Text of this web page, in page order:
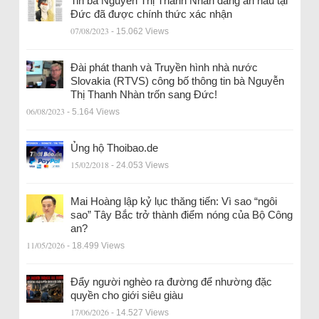
Đức đã được chính thức xác nhận
07/08/2023 - 15.062 Views
Đài phát thanh và Truyền hình nhà nước
Slovakia (RTVS) công bố thông tin bà Nguyễn
Thị Thanh Nhàn trốn sang Đức!
06/08/2023 - 5.164 Views
Ủng hộ Thoibao.de
15/02/2018 - 24.053 Views
Mai Hoàng lập kỷ lục thăng tiến: Vì sao “ngôi
sao” Tây Bắc trở thành điểm nóng của Bộ Công
an?
11/05/2026 - 18.499 Views
Đẩy người nghèo ra đường để nhường đặc
quyền cho giới siêu giàu
17/06/2026 - 14.527 Views